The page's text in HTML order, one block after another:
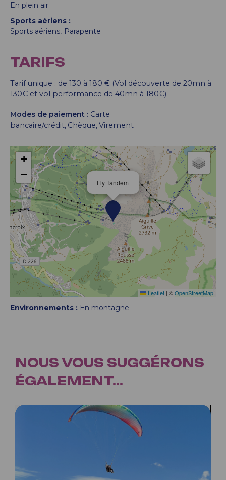
En plein air
Sports aériens
Sports aériens Parapente
TARIFS
Tarif unique : de 130 à 180 € (Vol découverte de 20mn à
130€ et vol performance de 40mn à 180€).
Modes de paiement : Carte
bancaire/crédit Chèque Virement
Fly Tandem
+
−
Leaflet | ©OpenStreetMap
Environnements : En montagne
NOUS VOUS SUGGÉRONS
ÉGALEMENT...